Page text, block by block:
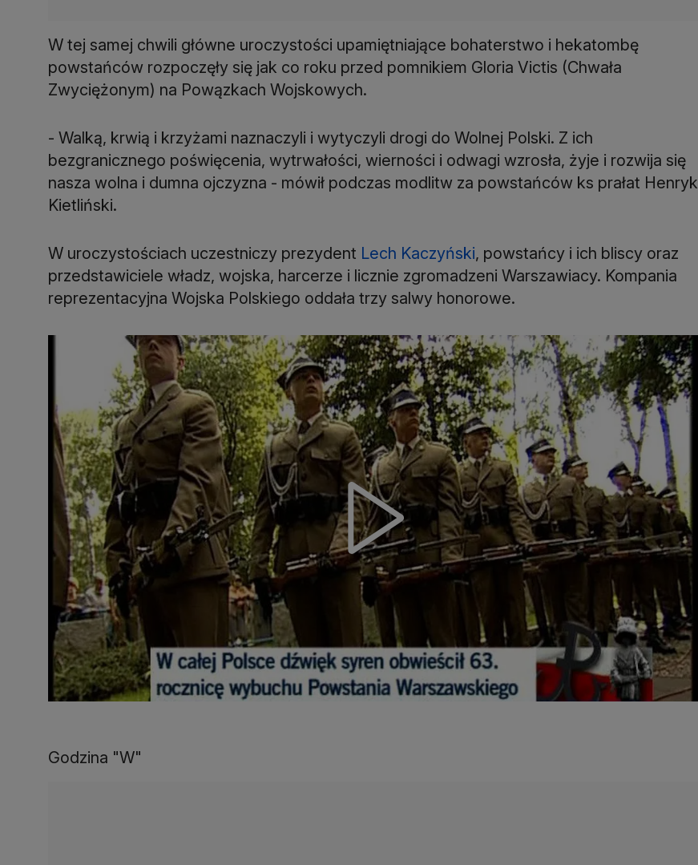
W tej samej chwili główne uroczystości upamiętniające bohaterstwo i hekatombę
powstańców rozpoczęły się jak co roku przed pomnikiem Gloria Victis (Chwała
Zwyciężonym) na Powązkach Wojskowych.
- Walką, krwią i krzyżami naznaczyli i wytyczyli drogi do Wolnej Polski. Z ich
bezgranicznego poświęcenia, wytrwałości, wierności i odwagi wzrosła, żyje i rozwija się
nasza wolna i dumna ojczyzna - mówił podczas modlitw za powstańców ks prałat Henryk
Kietliński.
W uroczystościach uczestniczy prezydent Lech Kaczyński, powstańcy i ich bliscy oraz
przedstawiciele władz, wojska, harcerze i licznie zgromadzeni Warszawiacy. Kompania
reprezentacyjna Wojska Polskiego oddała trzy salwy honorowe.
Godzina "W"